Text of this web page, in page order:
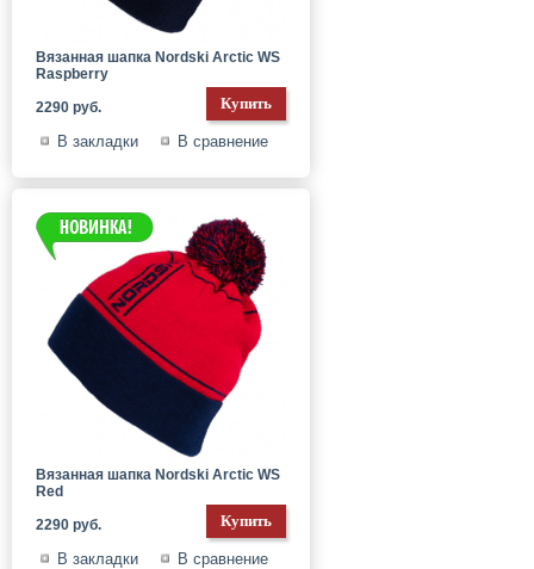
Вязанная шапка Nordski Arctic WS
Raspberry
2290 руб.
В закладки В сравнение
Вязанная шапка Nordski Arctic WS
Red
2290 руб.
В закладки В сравнение